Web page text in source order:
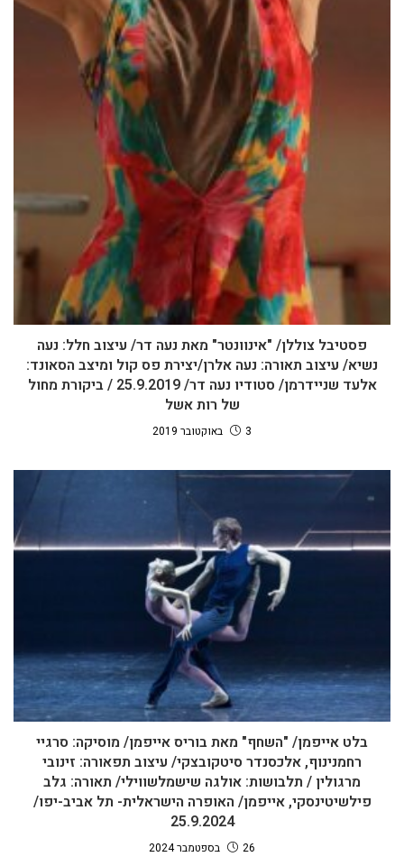
פסטיבל צוללן/ "אינוונטר" מאת נעה דר/ עיצוב חלל: נעה
נשיא/ עיצוב תאורה: נעה אלרן/יצירת פס קול ומיצב הסאונד:
אלעד שניידרמן/ סטודיו נעה דר/ 25.9.2019 / ביקורת מחול
של רות אשל
3 באוקטובר 2019
בלט אייפמן/ "השחף" מאת בוריס אייפמן/ מוסיקה: סרגיי
רחמנינוף, אלכסנדר סיטקובצקי/ עיצוב תפאורה: זינובי
מרגולין / תלבושות: אולגה שישמלשווילי/ תאורה: גלב
פילשיטינסקי, אייפמן/ האופרה הישראלית- תל אביב-יפו/
25.9.2024
26 בספטמבר 2024